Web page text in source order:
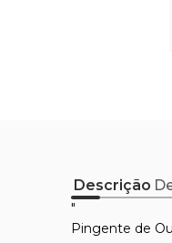
Descrição
"
Pingente de